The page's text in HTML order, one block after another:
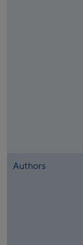
Authors